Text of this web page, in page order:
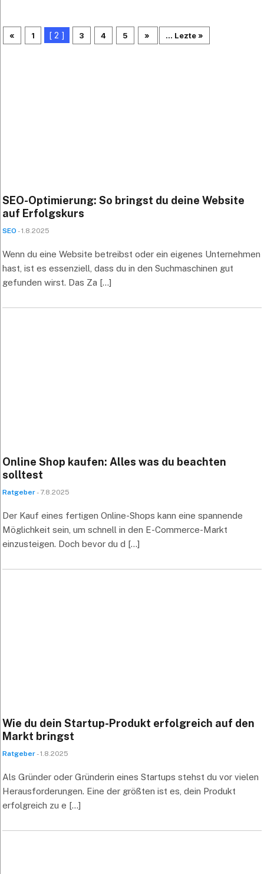
« 1 [ 2 ] 3 4 5 » ... Lezte »
SEO-Optimierung: So bringst du deine Website
auf Erfolgskurs
SEO - 1.8.2025
Wenn du eine Website betreibst oder ein eigenes Unternehmen
hast, ist es essenziell, dass du in den Suchmaschinen gut
gefunden wirst. Das Za [...]
Online Shop kaufen: Alles was du beachten
solltest
Ratgeber- 7.8.2025
Der Kauf eines fertigen Online-Shops kann eine spannende
Möglichkeit sein, um schnell in den E-Commerce-Markt
einzusteigen. Doch bevor du d [...]
Wie du dein Startup-Produkt erfolgreich auf den
Markt bringst
Ratgeber- 1.8.2025
Als Gründer oder Gründerin eines Startups stehst du vor vielen
Herausforderungen. Eine der größten ist es, dein Produkt
erfolgreich zu e [...]